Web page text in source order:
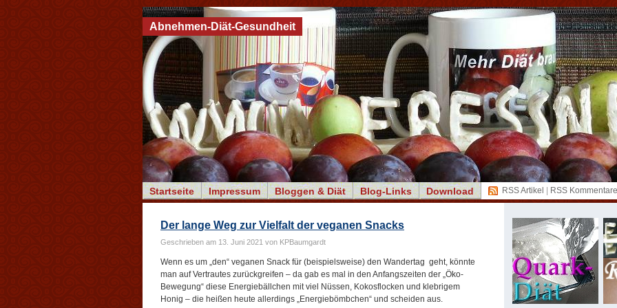
Startseite Impressum Bloggen & Diät Blog-Links Download RSS Artikel RSS Kommentare
Abnehmen-Diät-Gesundheit
Der lange Weg zur Vielfalt der veganen Snacks
Geschrieben am 13. Juni 2021 von KPBaumgardt
Wenn es um „den“ veganen Snack für (beispielsweise) den Wandertag geht, könnte
man auf Vertrautes zurückgreifen – da gab es mal in den Anfangszeiten der „Öko-
Bewegung“ diese Energiebällchen mit viel Nüssen, Kokosflocken und klebrigem
Honig – die heißen heute allerdings „Energiebömbchen“ und scheiden aus.